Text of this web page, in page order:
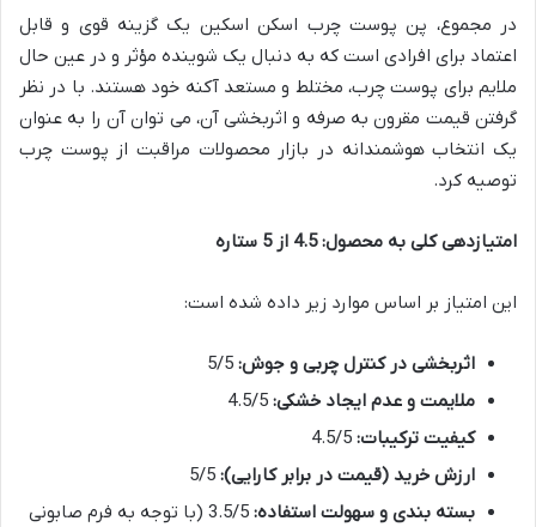
در مجموع، پن پوست چرب اسکن اسکین یک گزینه قوی و قابل
اعتماد برای افرادی است که به دنبال یک شوینده مؤثر و در عین حال
ملایم برای پوست چرب، مختلط و مستعد آکنه خود هستند. با در نظر
گرفتن قیمت مقرون به صرفه و اثربخشی آن، می توان آن را به عنوان
یک انتخاب هوشمندانه در بازار محصولات مراقبت از پوست چرب
توصیه کرد.
امتیازدهی کلی به محصول: 4.5 از 5 ستاره
این امتیاز بر اساس موارد زیر داده شده است:
اثربخشی در کنترل چربی و جوش:
ملایمت و عدم ایجاد خشکی:
کیفیت ترکیبات:
ارزش خرید (قیمت در برابر کارایی):
بسته بندی و سهولت استفاده:
3.5/5 (با توجه به فرم صابونی